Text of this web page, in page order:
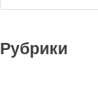
Рубрики